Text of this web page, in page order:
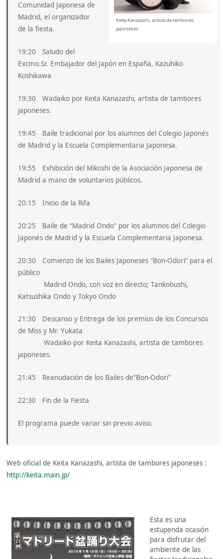
Keita Kanazashi, artista de tambores
japoneses
Comunidad Japonesa de
Madrid, el organizador
de la fiesta.
19:20 Saludo del
Excmo.Sr. Embajador del Japón en España, Kazuhiko
Koshikawa
19:30 Wadaiko por Keita Kanazashi, artista de tambores
japoneses.
19:45 Baile tradicional por los alumnos del Colegio Japonés
de Madrid y la Escuela Complementaria Japonesa.
19:55 Exhibición del Mikoshi de la Asociación Japonesa de
Madrid a mano de voluntarios públicos.
20:15 Inicio de la Rifa
20:25 Baile de “Madrid Ondo” por los alumnos del Colegio
Japonés de Madrid y la Escuela Complementaria Japonesa.
20:30 Comienzo de los Bailes Japoneses “Bon-Odori” para el
público
Madrid Ondo, con voz en directo; Tankobushi,
Katsushika Ondo y Tokyo Ondo
21:30 Descanso y Entrega de los premios de los Concursos
de Miss y Mr. Yukata
Wadaiko por Keita Kanazashi, artista de tambores
japoneses.
21:45 Reanudación de los Bailes de“Bon-Odori”
22:30 Fin de la Fiesta
El programa puede variar sin previo aviso.
Web oficial de Keita Kanazashi, artista de tambores japoneses :
http://keita.main.jp/
Esta es una
estupenda ocasión
para disfrutar del
ambiente de las